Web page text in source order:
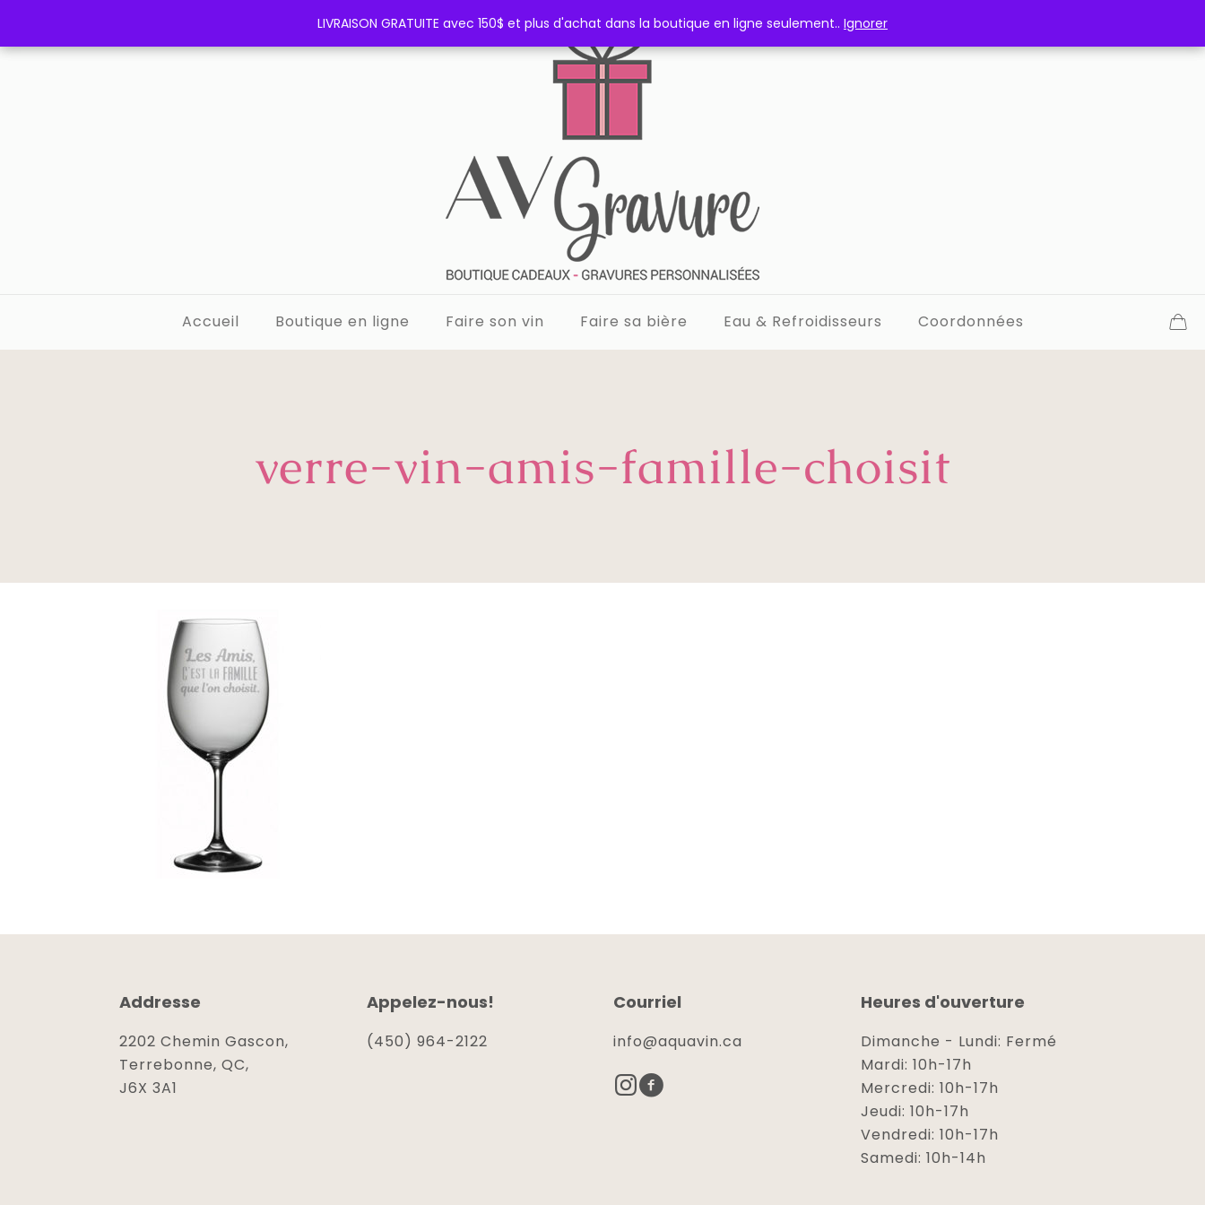
Accueil Boutique en ligne Faire son vin Faire sa bière Eau & Refroidisseurs Coordonnées
verre-vin-amis-famille-choisit
Addresse
2202 Chemin Gascon,
Terrebonne, QC,
J6X 3A1
Appelez-nous!
(450) 964-2122
Courriel
info@aquavin.ca
Heures d'ouverture
Dimanche - Lundi: Fermé
Mardi: 10h-17h
Mercredi: 10h-17h
Jeudi: 10h-17h
Vendredi: 10h-17h
Samedi: 10h-14h
LIVRAISON GRATUITE avec 150$ et plus d'achat dans la boutique en ligne seulement.. Ignorer
LIVRAISON GRATUITE avec 150$ et plus d'achat dans la boutique en ligne seulement.. Ignorer